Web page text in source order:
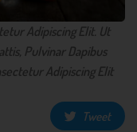
Adipiscing Elit. Ut
Pulvinar Dapibus
Adipiscing Elit
Tweet